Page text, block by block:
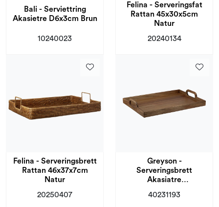
Bali - Serviettring
Akasietre D6x3cm Brun
10240023
Felina - Serveringsfat
Rattan 45x30x5cm
Natur
20240134
Felina - Serveringsbrett
Rattan 46x37x7cm
Natur
20250407
Greyson -
Serveringsbrett
Akasiatre
40231193